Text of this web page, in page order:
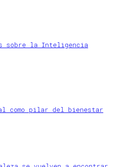
sobre la Inteligencia
como pilar del bienestar